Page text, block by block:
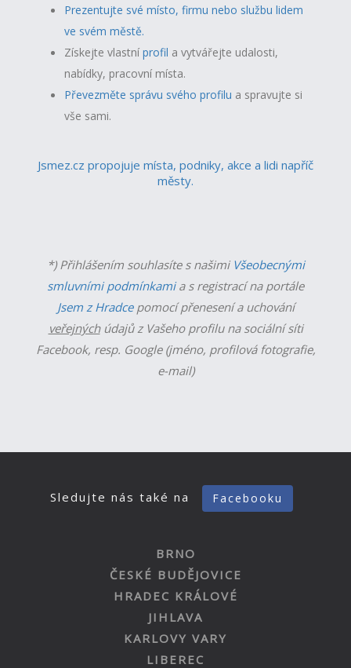
Prezentujte své místo, firmu nebo službu lidem
ve svém městě.
Získejte vlastníprofil a vytvářejte udalosti,
nabídky, pracovní místa.
Převezměte správu svého profilu a spravujte si
vše sami.
Jsmez.cz propojuje místa, podniky, akce a lidi napříč
městy.
*) Přihlášením souhlasíte s našimi Všeobecnými
smluvními podmínkamia s registrací na portále
Jsem z Hradcepomocí přenesení a uchování
veřejnýchúdajů z Vašeho profilu na sociální síti
Facebook, resp. Google (jméno, profilová fotografie,
e-mail)
Sledujte nás také na Facebooku
BRNO
ČESKÉ BUDĚJOVICE
HRADEC KRÁLOVÉ
JIHLAVA
KARLOVY VARY
LIBEREC